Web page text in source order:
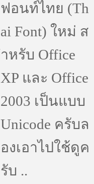
ฟอนท์ไทย (Th
ai Font) ใหม่ ส
ำหรับ Office
XP และ Office
2003 เป็นแบบ
Unicode ครับล
องเอาไปใช้ดูค
รับ ..